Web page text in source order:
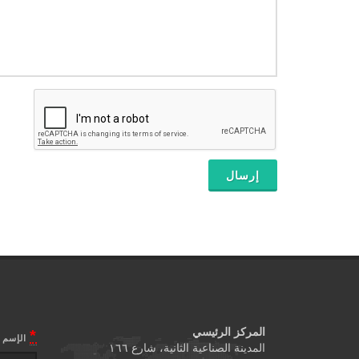
المركز الرئيسي
المدينة الصناعية الثانية، شارع ١٦٦
* الإسم